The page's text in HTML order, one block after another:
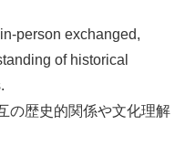
person exchanged,
of historical
の歴史的関係や文化理解